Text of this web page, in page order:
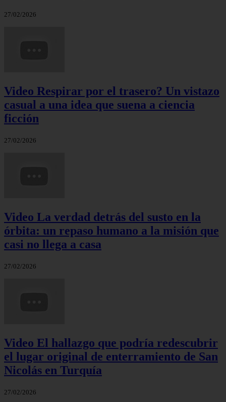
27/02/2026
Video Respirar por el trasero? Un vistazo
casual a una idea que suena a ciencia
ficción
27/02/2026
Video La verdad detrás del susto en la
órbita: un repaso humano a la misión que
casi no llega a casa
27/02/2026
Video El hallazgo que podría redescubrir
el lugar original de enterramiento de San
Nicolás en Turquía
27/02/2026